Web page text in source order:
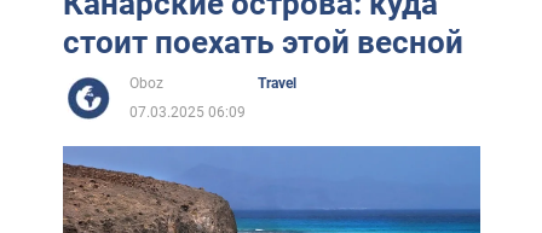
стоит поехать этой весной
Oboz
Travel
07.03.2025 06:09